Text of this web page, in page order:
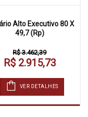
Alto Executivo 80 X
49,7 (Rp)
R$ 3.462,39
R$ 2.915,73
VER DETALHES